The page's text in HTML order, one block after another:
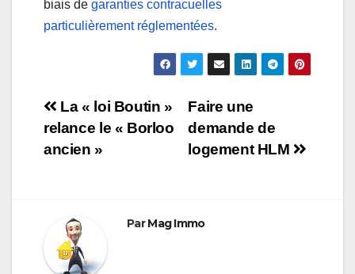
biais de garanties contracuelles
particulièrement réglementées.
Navigation
de
Faire une
demande de
logement HLM
La « loi Boutin »
relance le « Borloo
ancien »
ParMag Immo